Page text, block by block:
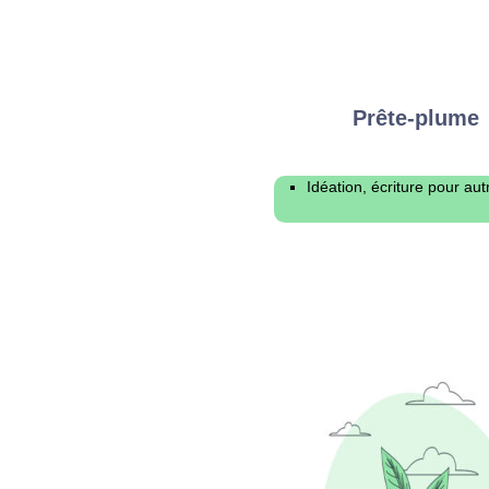
Prête-plume
Idéation, écriture pour